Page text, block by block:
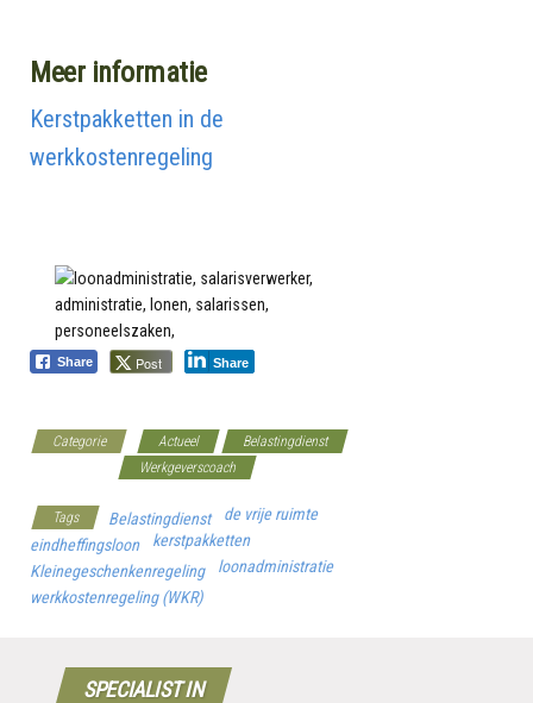
Meer informatie
Kerstpakketten in de
werkkostenregeling
Share Post Share
Categorie Actueel
Belastingdienst
Werkgeverscoach
Tags Belastingdienst
de vrije ruimte
eindheffingsloon
kerstpakketten
Kleinegeschenkenregeling
loonadministratie
werkkostenregeling (WKR)
SPECIALIST IN